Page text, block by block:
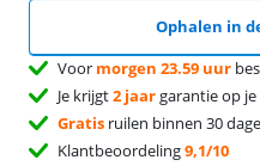
Ophalen in
Voor morgen 23.59 uur
Je krijgt2 jaargarantie op
Gratis ruilen binnen 30
Klantbeoordeling9,1/10